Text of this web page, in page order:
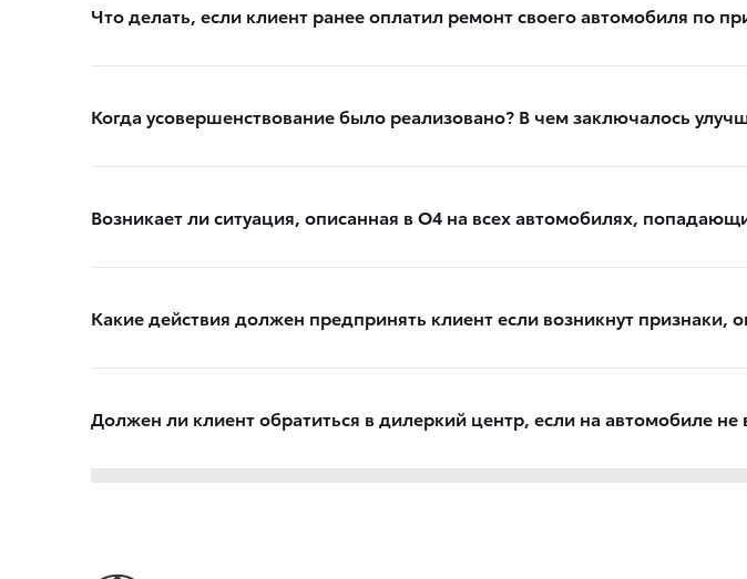
Что делать, если клиент ранее оплатил ремонт своего автомобиля по
Когда усовершенствование было реализовано? В чем заключалось
Возникает ли ситуация, описанная в О4 на всех автомобилях,
Какие действия должен предпринять клиент если возникнут признаки,
Должен ли клиент обратиться в дилеркий центр, если на автомобиле не